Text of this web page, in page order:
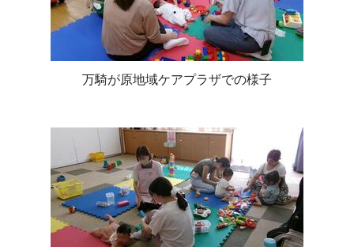
万騎が原地域ケアプラザでの様子